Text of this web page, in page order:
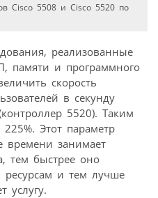
Cisco 5508 и Cisco 5520 по
реализованные
памяти и программного
скорость
в секунду
5520). Таким
Этот параметр
занимает
тем быстрее оно
ресурсам и тем лучше
услугу.